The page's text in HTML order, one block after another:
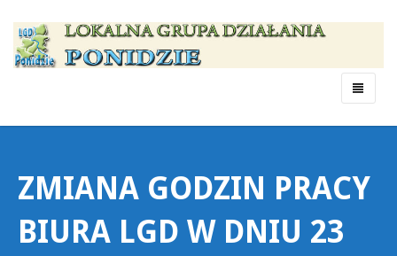
Menu
ZMIANA GODZIN PRACY
BIURA LGD W DNIU 23